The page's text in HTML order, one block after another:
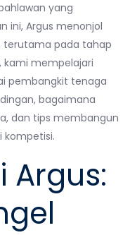
yang
ini, Argus menonjol
terutama pada tahap
kami mempelajari
pembangkit tenaga
bagaimana
dan tips membangun
kompetisi.
Argus: